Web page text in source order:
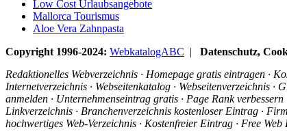
Low Cost Urlaubsangebote
Mallorca Tourismus
Aloe Vera Zahnpasta
Copyright 1996-2024: WebkatalogABC | Datenschutz,
Redaktionelles Webverzeichnis · Homepage gratis eintragen ·
Internetverzeichnis · Webseitenkatalog · Webseitenverzeichnis
anmelden · Unternehmenseintrag gratis · Page Rank
Linkverzeichnis · Branchenverzeichnis kostenloser Eintrag ·
hochwertiges Web-Verzeichnis · Kostenfreier Eintrag · Free